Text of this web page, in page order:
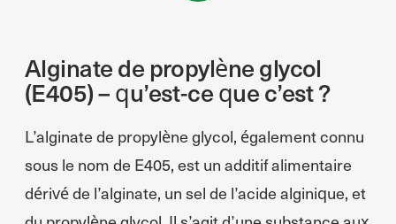
Alginate de propylène glycol
(E405) – qu’est-ce que c’est ?
L’alginate de propylène glycol, également connu
sous le nom de E405, est un additif alimentaire
dérivé de l’alginate, un sel de l’acide alginique, et